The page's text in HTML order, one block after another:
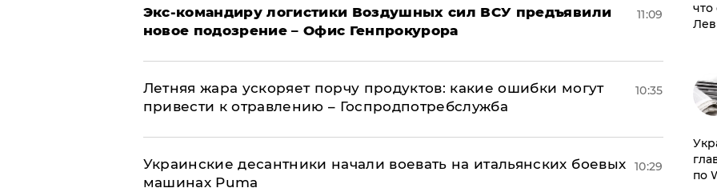
Экс-командиру логистики Воздушных сил ВСУ предъявили
новое подозрение – Офис Генпрокурора
11:09
Летняя жара ускоряет порчу продуктов: какие ошибки могут
привести к отравлению – Госпродпотребслужба
10:35
Украинские десантники начали воевать на итальянских боевых
машинах Puma
10:29
что
по